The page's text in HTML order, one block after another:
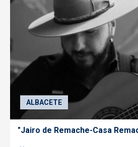
ALBACETE
"Jairo de Remache-Casa